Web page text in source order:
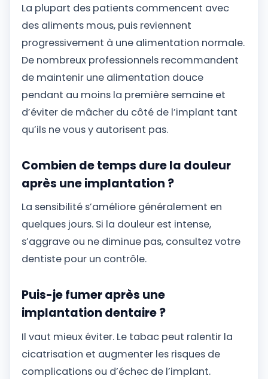
La plupart des patients commencent avec
des aliments mous, puis reviennent
progressivement à une alimentation normale.
De nombreux professionnels recommandent
de maintenir une alimentation douce
pendant au moins la première semaine et
d’éviter de mâcher du côté de l’implant tant
qu’ils ne vous y autorisent pas.
Combien de temps dure la douleur
après une implantation ?
La sensibilité s’améliore généralement en
quelques jours. Si la douleur est intense,
s’aggrave ou ne diminue pas, consultez votre
dentiste pour un contrôle.
Puis-je fumer après une
implantation dentaire ?
Il vaut mieux éviter. Le tabac peut ralentir la
cicatrisation et augmenter les risques de
complications ou d’échec de l’implant.